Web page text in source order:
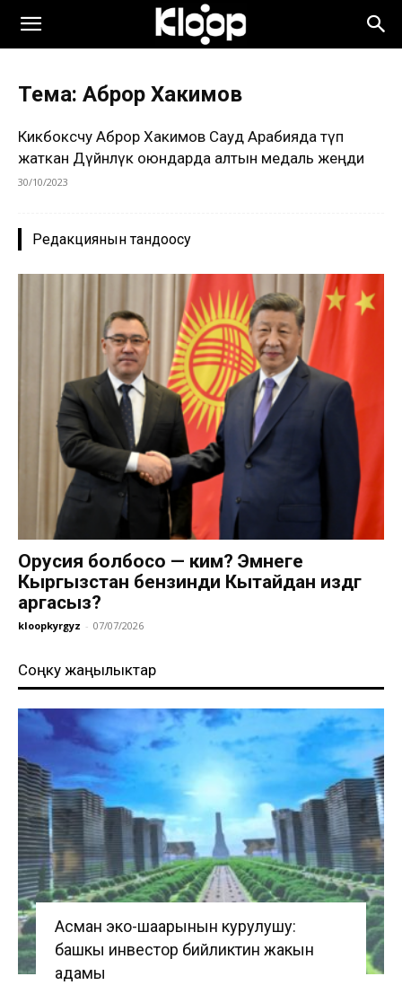
Тема: Аброр Хакимов
Кикбоксчу Аброр Хакимов Сауд Арабияда өтүп
жаткан Дүйнөлүк оюндарда алтын медаль жеңди
30/10/2023
Редакциянын тандоосу
Орусия болбосо — ким? Эмнеге
Кыргызстан бензинди Кытайдан издөөгө
аргасыз?
kloopkyrgyz - 07/07/2026
Соңку жаңылыктар
Асман эко-шаарынын курулушу:
башкы инвестор бийликтин жакын
адамы